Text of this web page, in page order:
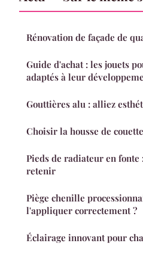
Rénovation de façade de
Guide d'achat : les jouets
adaptés à leur
Gouttières alu : alliez
Choisir la housse de
Pieds de radiateur en fonte
retenir
Piège chenille
l'appliquer correctement ?
Éclairage innovant pour